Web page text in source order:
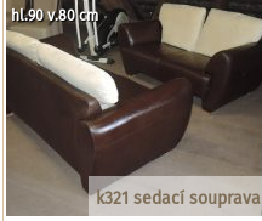
k321 sedací souprava
hl.90 v.80 cm